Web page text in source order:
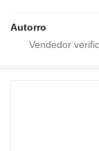
Autorro